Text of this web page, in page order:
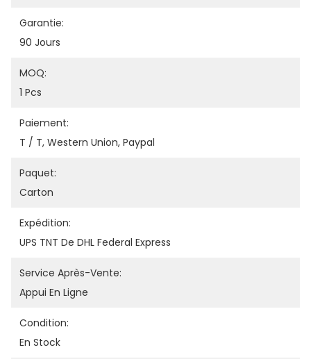
Garantie:
90 Jours
MOQ:
1 Pcs
Paiement:
T / T, Western Union, Paypal
Paquet:
Carton
Expédition:
UPS TNT De DHL Federal Express
Service Après-Vente:
Appui En Ligne
Condition:
En Stock